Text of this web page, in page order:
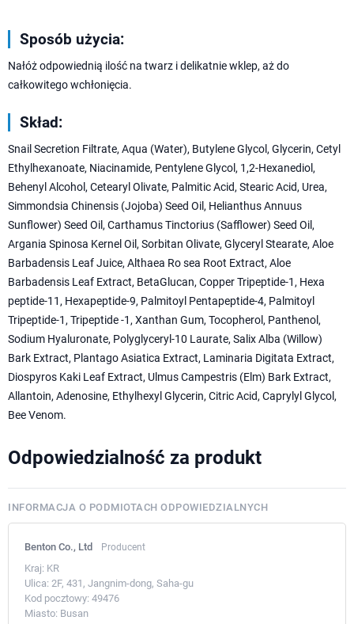
Sposób użycia:
Nałóż odpowiednią ilość na twarz i delikatnie wklep, aż do
całkowitego wchłonięcia.
Skład:
Snail Secretion Filtrate, Aqua (Water), Butylene Glycol, Glycerin, Cetyl
Ethylhexanoate, Niacinamide, Pentylene Glycol, 1,2-Hexanediol,
Behenyl Alcohol, Cetearyl Olivate, Palmitic Acid, Stearic Acid, Urea,
Simmondsia Chinensis (Jojoba) Seed Oil, Helianthus Annuus
Sunflower) Seed Oil, Carthamus Tinctorius (Safflower) Seed Oil,
Argania Spinosa Kernel Oil, Sorbitan Olivate, Glyceryl Stearate, Aloe
Barbadensis Leaf Juice, Althaea Ro sea Root Extract, Aloe
Barbadensis Leaf Extract, BetaGlucan, Copper Tripeptide-1, Hexa
peptide-11, Hexapeptide-9, Palmitoyl Pentapeptide-4, Palmitoyl
Tripeptide-1, Tripeptide -1, Xanthan Gum, Tocopherol, Panthenol,
Sodium Hyaluronate, Polyglyceryl-10 Laurate, Salix Alba (Willow)
Bark Extract, Plantago Asiatica Extract, Laminaria Digitata Extract,
Diospyros Kaki Leaf Extract, Ulmus Campestris (Elm) Bark Extract,
Allantoin, Adenosine, Ethylhexyl Glycerin, Citric Acid, Caprylyl Glycol,
Bee Venom.
Odpowiedzialność za produkt
INFORMACJA O PODMIOTACH ODPOWIEDZIALNYCH
Benton Co., Ltd Producent
Kraj: KR
Ulica: 2F, 431, Jangnim-dong, Saha-gu
Kod pocztowy: 49476
Miasto: Busan